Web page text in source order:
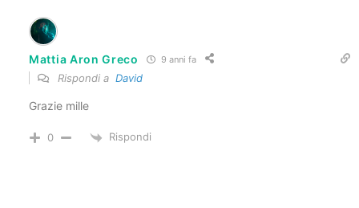
Mattia Aron Greco 9 anni fa
Rispondi a David
Grazie mille
0 Rispondi